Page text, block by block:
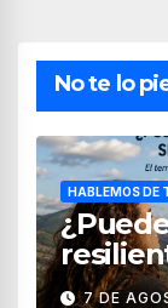
No te lo
HABLEMOS DE
7 DE